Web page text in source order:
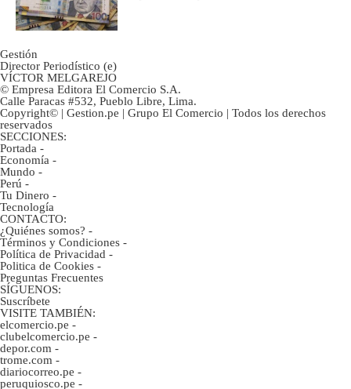
Gestión
Director Periodístico (e)
VÍCTOR MELGAREJO
© Empresa Editora El Comercio S.A.
Calle Paracas #532, Pueblo Libre, Lima.
Copyright© | Gestion.pe | Grupo El Comercio | Todos los derechos
reservados
SECCIONES:
Portada -
Economía -
Mundo -
Perú -
Tu Dinero -
Tecnología
CONTACTO:
¿Quiénes somos? -
Términos y Condiciones -
Política de Privacidad -
Politica de Cookies -
Preguntas Frecuentes
SÍGUENOS:
Suscríbete
VISITE TAMBIÉN:
elcomercio.pe -
clubelcomercio.pe -
depor.com -
trome.com -
diariocorreo.pe -
peruquiosco.pe -